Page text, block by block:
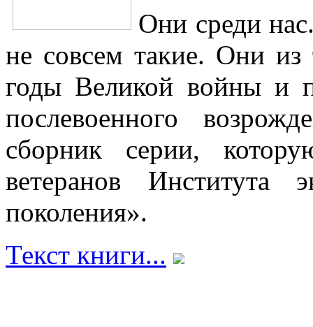
Они среди
не совсем такие. Они из
годы Великой войны и
послевоенного
сборник серии,
ветеранов Института
поколения».
Текст книги...